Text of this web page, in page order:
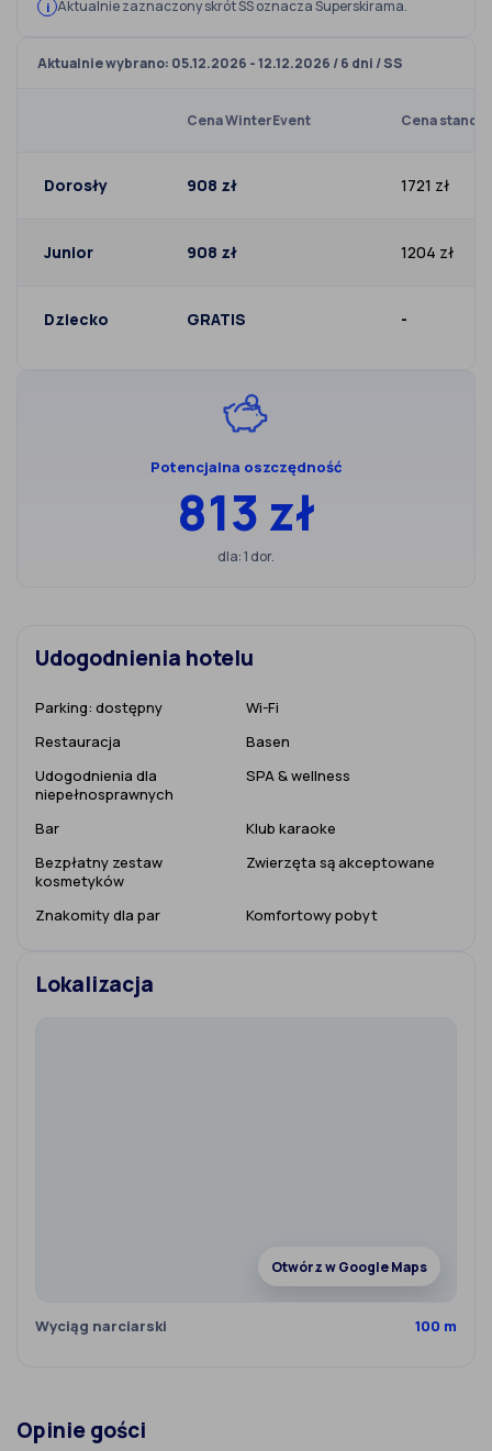
Aktualnie zaznaczony skrót SS oznacza Superskirama.
Aktualnie wybrano: 05.12.2026 - 12.12.2026 / 6 dni / SS
Cena WinterEvent Cena
Dorosły 908 zł 1721 zł
Junior 908 zł 1204 zł
Dziecko GRATIS -
Potencjalna oszczędność
813 zł
dla: 1 dor.
Udogodnienia hotelu
Parking: dostępny
Wi-Fi
Restauracja
Basen
Udogodnienia dla
niepełnosprawnych
SPA & wellness
Bar
Klub karaoke
Bezpłatny zestaw
kosmetyków
Zwierzęta są akceptowane
Znakomity dla par Komfortowy pobyt
Lokalizacja
Otwórz w Google Maps
Wyciąg narciarski 100 m
Opinie gości